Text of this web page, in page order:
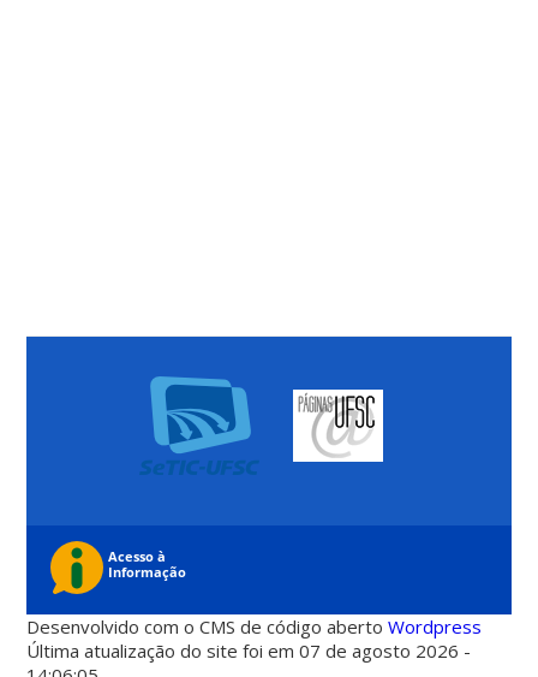
Desenvolvido com o CMS de código abertoWordpress
Última atualização do site foi em 07 de agosto 2026 -